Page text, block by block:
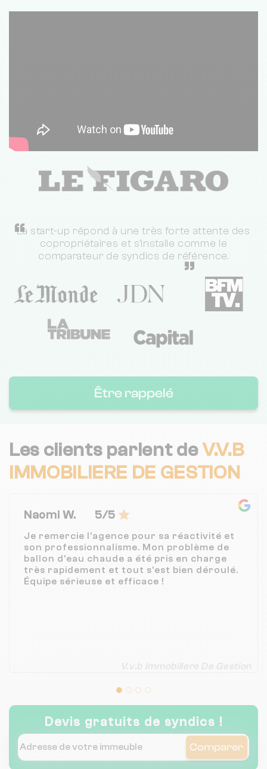
“
La start-up répond à une très forte attente des
copropriétaires et s'installe comme le
comparateur de syndics de référence.
”
Être rappelé
Les clients parlent deV.V.B
IMMOBILIERE DE GESTION
Naomi W. 5/5
Je remercie l’agence pour sa réactivité et
son professionnalisme. Mon problème de
ballon d’eau chaude a été pris en charge
très rapidement et tout s’est bien déroulé.
Équipe sérieuse et efficace !
V.v.b Immobiliere De Gestion
Devis gratuits de syndics !
Comparer